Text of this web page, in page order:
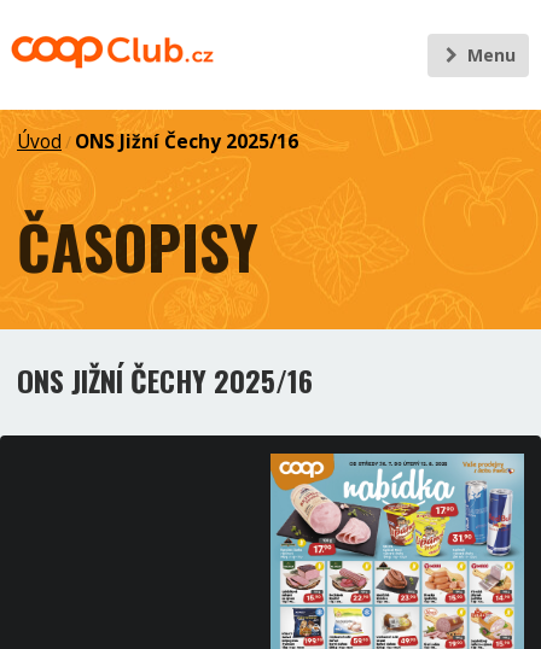
Menu
Úvod / ONS Jižní Čechy 2025/16
ČASOPISY
ONS JIŽNÍ ČECHY 2025/16